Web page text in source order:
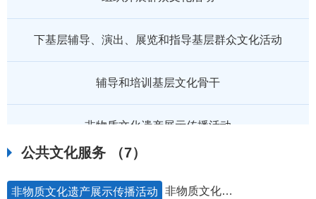
下基层辅导、演出、展览和指导基层群众文化活动
辅导和培训基层文化骨干
非物质文化遗产展示传播活动
公共文化服务 （7）
非物质文化遗产展示传播活动 非物质文化遗产展示传播活动